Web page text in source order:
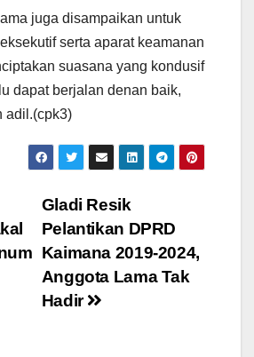
juga disampaikan untuk
serta aparat keamanan
suasana yang kondusif
dapat berjalan denan baik,
adil.(cpk3)
Gladi Resik
Pelantikan DPRD
Kaimana 2019-2024,
Anggota Lama Tak
Hadir